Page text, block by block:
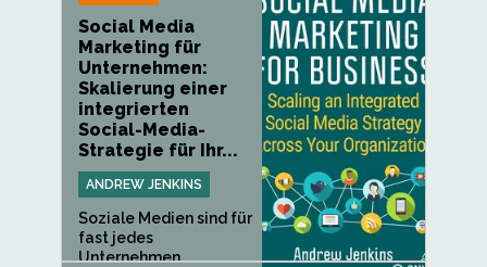
Social Media
Marketing für
Unternehmen:
Skalierung einer
integrierten
Social-Media-
Strategie für Ihr...
ANDREW JENKINS
Soziale Medien sind für
fast jedes
Unternehmen...